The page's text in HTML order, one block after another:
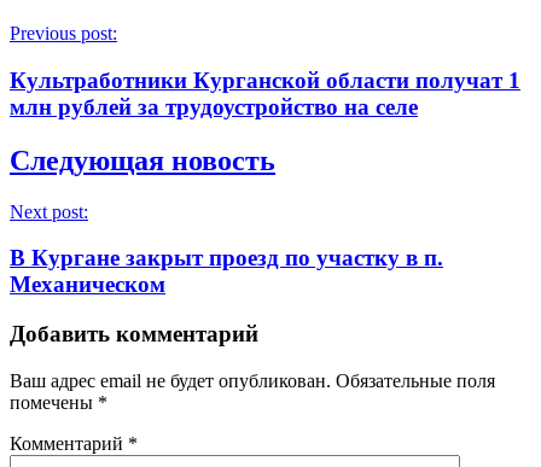
Previous post:
Культработники Курганской области получат 1
млн рублей за трудоустройство на селе
Следующая новость
Next post:
В Кургане закрыт проезд по участку в п.
Механическом
Добавить комментарий
Ваш адрес email не будет опубликован. Обязательные поля
помечены *
Комментарий *